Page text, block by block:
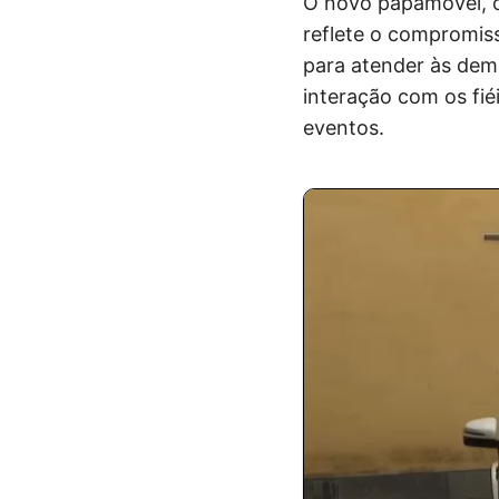
reflete o
para atender às
interação com os
eventos.